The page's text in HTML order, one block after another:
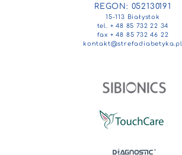
REGON: 052130191
15-113 Białystok
tel. + 48 85 732 22 34
fax + 48 85 732 46 22
kontakt@strefadiabetyka.pl